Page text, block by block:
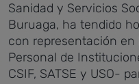
Sanidad y Servicios
Buruaga, ha tendido
con representación en
Personal de
CSIF, SATSE y USO-